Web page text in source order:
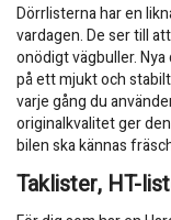
Dörrlisterna har en
vardagen. De ser till
onödigt vägbuller.
på ett mjukt och
varje gång du
originalkvalitet ger
bilen ska kännas
Taklister, HT-